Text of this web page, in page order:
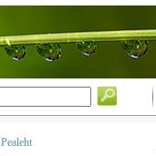
Pealeht